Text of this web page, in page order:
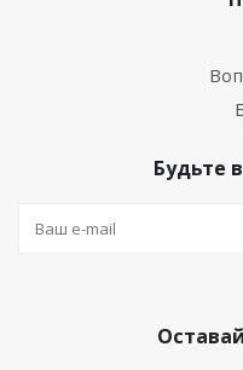
Будьте